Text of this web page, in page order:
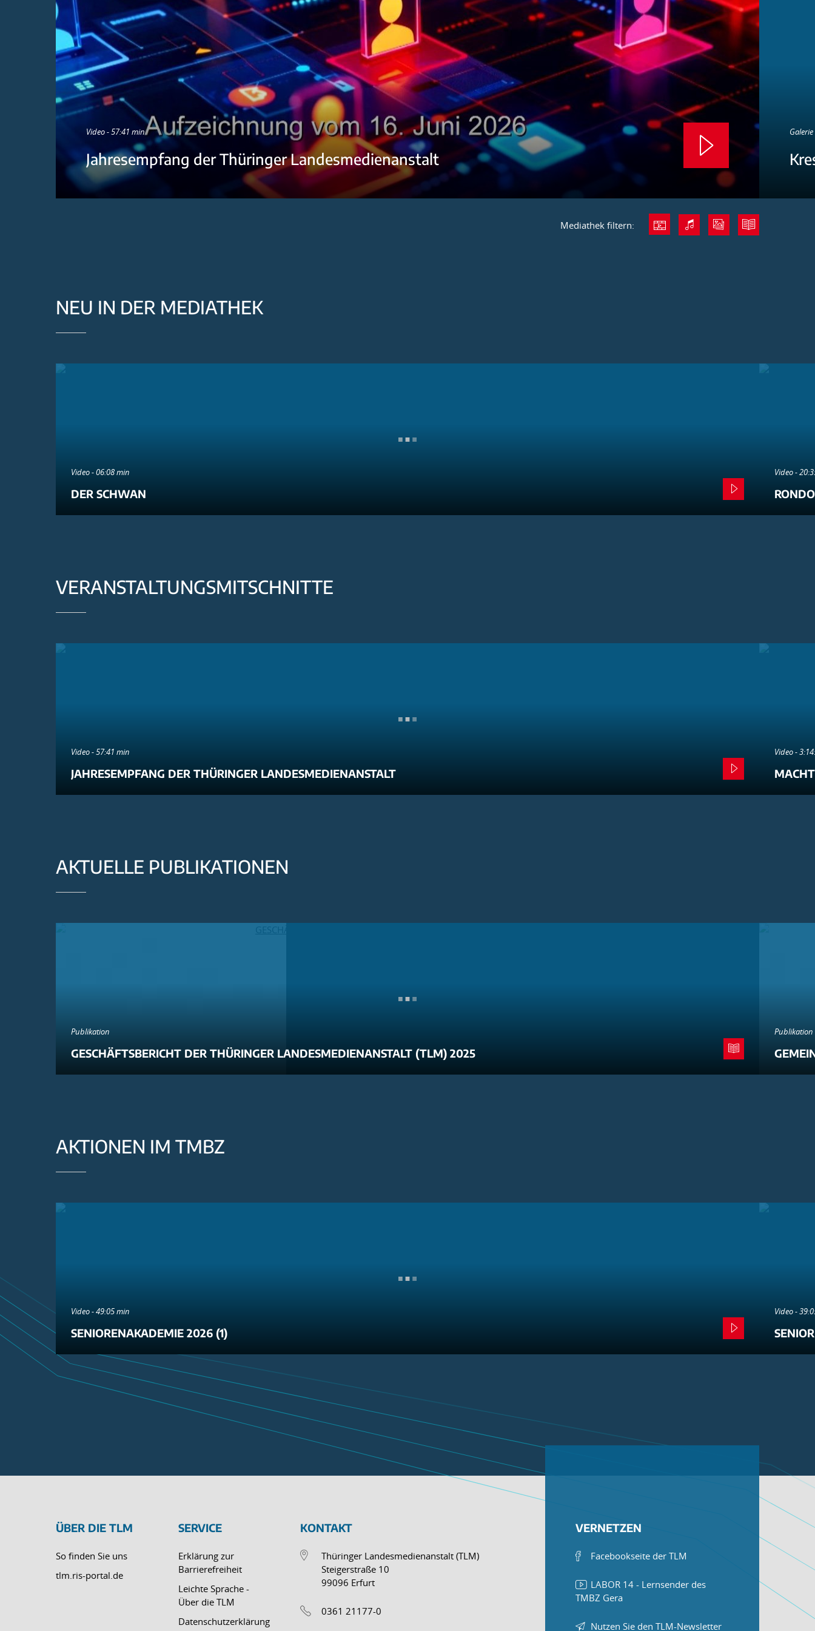
Video - 57:41 min
Jahresempfang der Thüringer Landesmedienanstalt
Mediathek filtern:
NEU IN DER MEDIATHEK
Video - 06:08 min
DER SCHWAN
Video -
VERANSTALTUNGSMITSCHNITTE
Video - 57:41 min
JAHRESEMPFANG DER THÜRINGER LANDESMEDIENANSTALT
Video -
AKTUELLE PUBLIKATIONEN
Publikation
GESCHÄFTSBERICHT DER THÜRINGER LANDESMEDIENANSTALT (TLM) 2025
Publikation
AKTIONEN IM TMBZ
Video - 49:05 min
SENIORENAKADEMIE 2026 (1)
Video -
ÜBER DIE TLM
So finden Sie uns
tlm.ris-portal.de
SERVICE
Erklärung zur
Barrierefreiheit
Leichte Sprache -
Über die TLM
Datenschutzerklärung
KONTAKT
Thüringer Landesmedienanstalt (TLM)
Steigerstraße 10
99096 Erfurt
0361 21177-0
VERNETZEN
Facebookseite der TLM
LABOR 14 - Lernsender des
TMBZ Gera
Nutzen Sie den TLM-Newsletter